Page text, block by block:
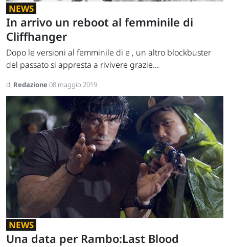
NEWS
In arrivo un reboot al femminile di
Cliffhanger
Dopo le versioni al femminile di e , un altro blockbuster
del passato si appresta a rivivere grazie...
di Redazione08 maggio 2019
NEWS
Una data per Rambo:Last Blood